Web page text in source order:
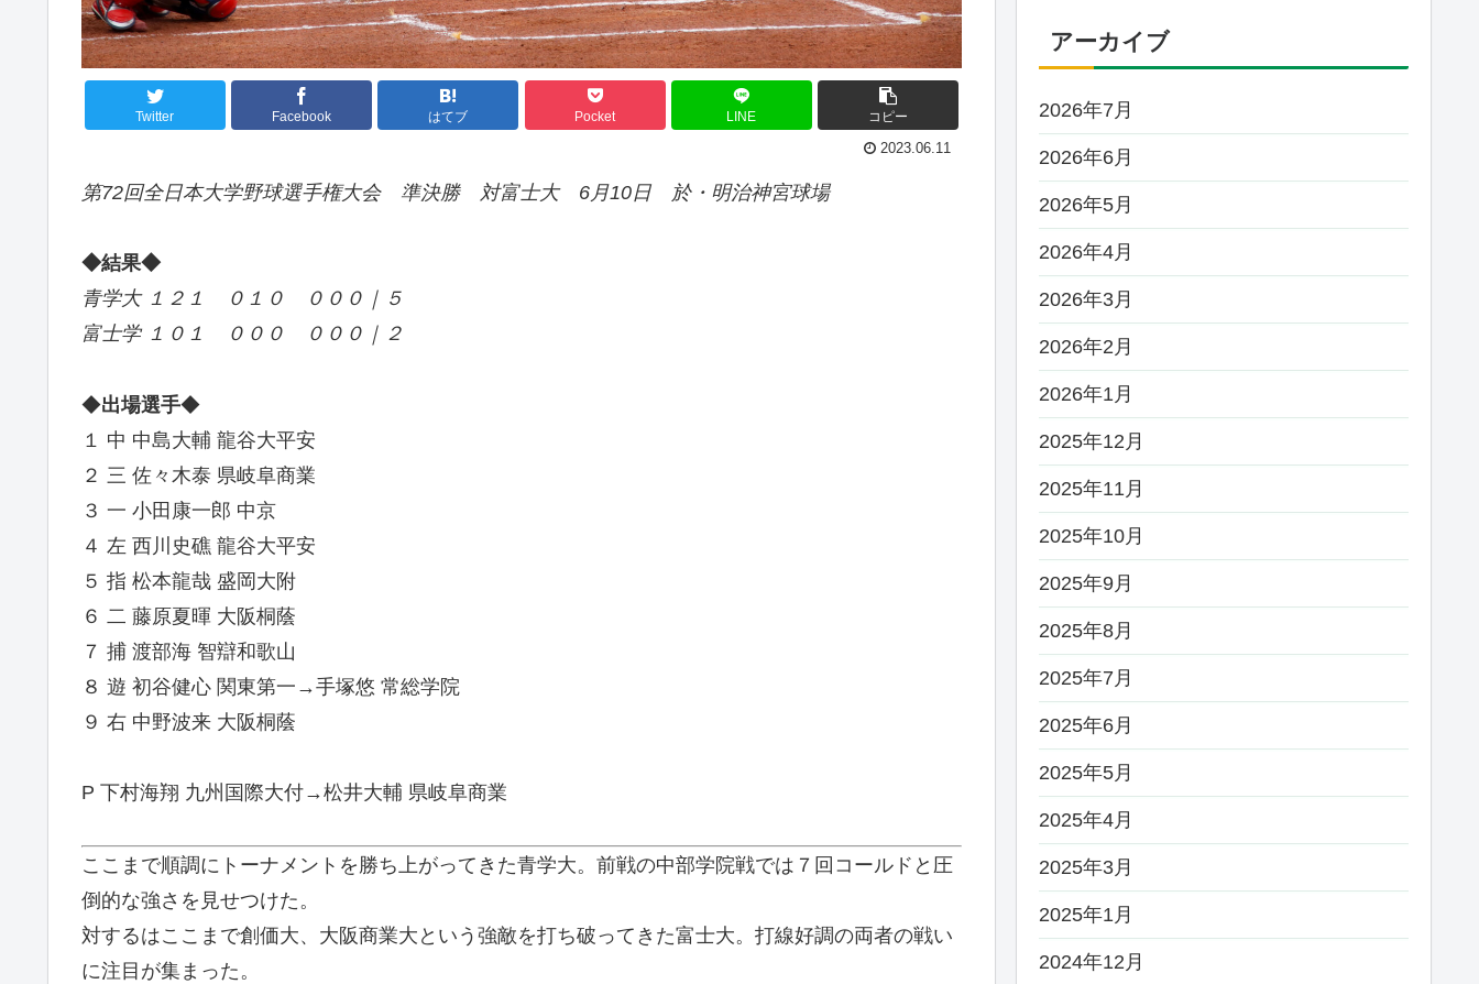
Twitter Facebook はてブ Pocket LINE コピー
2023.06.11
第72回全日本大学野球選手権大会 準決勝 対富士大6月10日 於・明治神宮球場
◆結果◆
青学大 １２１ ０１０ ０００｜５
富士学 １０１ ０００ ０００｜２
◆出場選手◆
１ 中 中島大輔 龍谷大平安
２ 三 佐々木泰 県岐阜商業
３ 一 小田康一郎 中京
４ 左 西川史礁 龍谷大平安
５ 指 松本龍哉 盛岡大附
６ 二 藤原夏暉 大阪桐蔭
７ 捕 渡部海 智辯和歌山
８ 遊 初谷健心 関東第一→手塚悠 常総学院
９ 右 中野波来 大阪桐蔭
P 下村海翔 九州国際大付→松井大輔 県岐阜商業
ここまで順調にトーナメントを勝ち上がってきた青学大。前戦の中部学院戦では７回コールドと圧
倒的な強さを見せつけた。
対するはここまで創価大、大阪商業大という強敵を打ち破ってきた富士大。打線好調の両者の戦い
に注目が集まった。
アーカイブ
2026年7月
2026年6月
2026年5月
2026年4月
2026年3月
2026年2月
2026年1月
2025年12月
2025年11月
2025年10月
2025年9月
2025年8月
2025年7月
2025年6月
2025年5月
2025年4月
2025年3月
2025年1月
2024年12月